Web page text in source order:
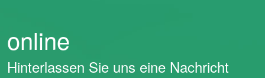
online
Hinterlassen Sie uns eine Nachricht